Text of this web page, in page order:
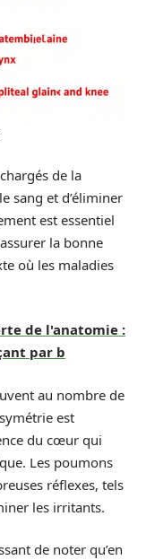
de la
sang et d’éliminer
est essentiel
la bonne
où les maladies
de l'anatomie :
par b
au nombre de
est
du cœur qui
Les poumons
réflexes, tels
les irritants.
de noter qu’en